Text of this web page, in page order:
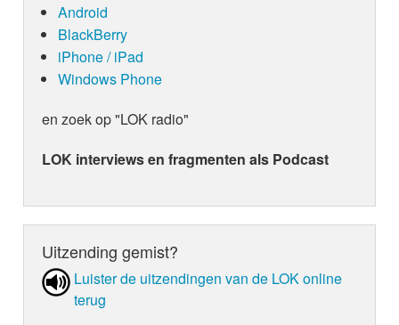
Android
BlackBerry
iPhone / iPad
Windows Phone
en zoek op "LOK radio"
LOK interviews en fragmenten als Podcast
Uitzending gemist?
Luister de uit­zen­din­gen van de LOK online
terug